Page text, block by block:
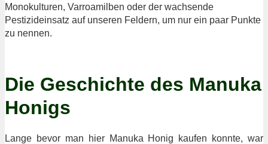
Monokulturen, Varroamilben oder der wachsende
Pestizideinsatz auf unseren Feldern, um nur ein paar Punkte
zu nennen.
Die Geschichte des Manuka
Honigs
Lange bevor man hier Manuka Honig kaufen konnte, war